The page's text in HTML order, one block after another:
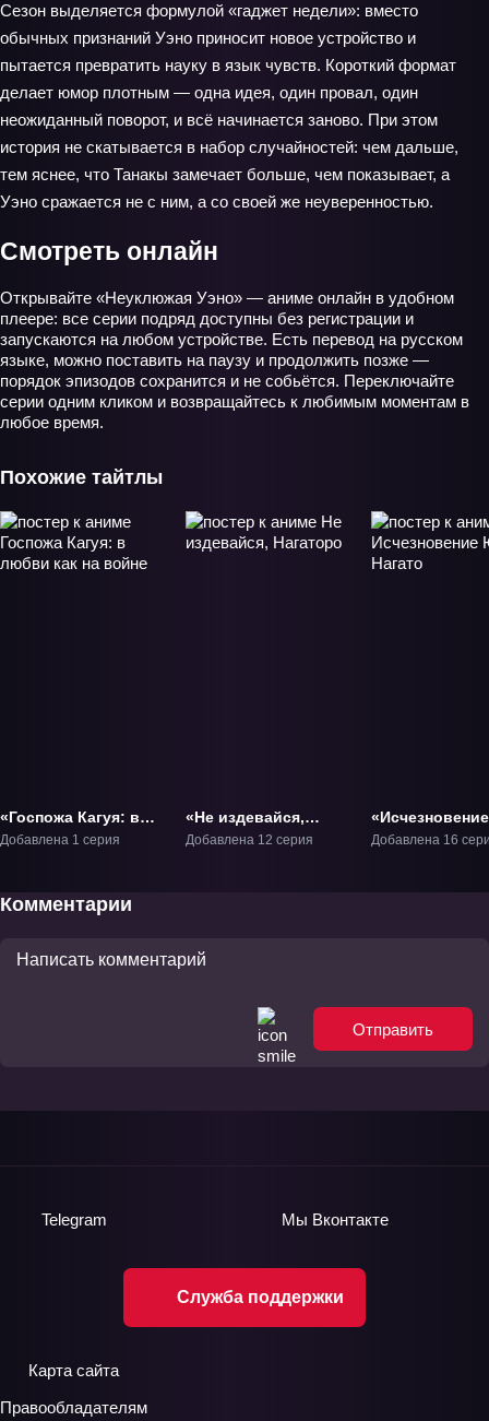
Сезон выделяется формулой «гаджет недели»: вместо
обычных признаний Уэно приносит новое устройство и
пытается превратить науку в язык чувств. Короткий формат
делает юмор плотным — одна идея, один провал, один
неожиданный поворот, и всё начинается заново. При этом
история не скатывается в набор случайностей: чем дальше,
тем яснее, что Танакы замечает больше, чем показывает, а
Уэно сражается не с ним, а со своей же неуверенностью.
Смотреть онлайн
Открывайте «Неуклюжая Уэно» — аниме онлайн в удобном
плеере: все серии подряд доступны без регистрации и
запускаются на любом устройстве. Есть перевод на русском
языке, можно поставить на паузу и продолжить позже —
порядок эпизодов сохранится и не собьётся. Переключайте
серии одним кликом и возвращайтесь к любимым моментам в
любое время.
Похожие тайтлы
«Госпожа Кагуя: в
любви как на войне»
Добавлена 1 серия
«Не издевайся,
Нагаторо» ТВ-1
Добавлена 12 серия
Нагато» ТВ-1
Добавлена 16
Комментарии
Отправить
Служба поддержки
Telegram Мы Вконтакте
Карта сайта
Правообладателям